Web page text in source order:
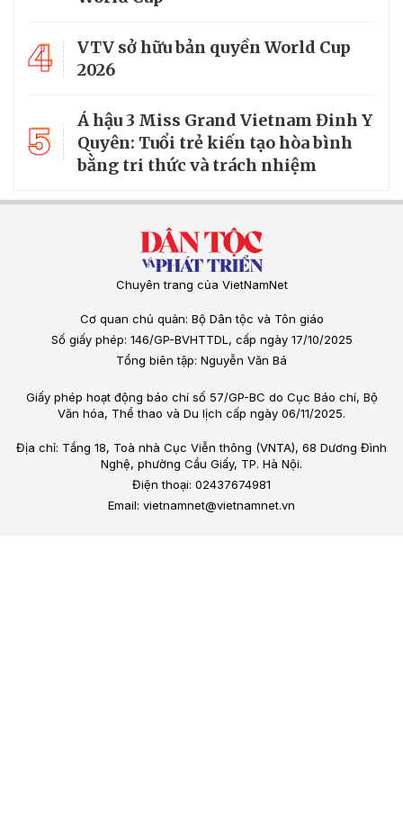
4
VTV sở hữu bản quyền World Cup
2026
5
Á hậu 3 Miss Grand Vietnam Đinh Y
Quyên: Tuổi trẻ kiến tạo hòa bình
bằng tri thức và trách nhiệm
Chuyên trang của VietNamNet
Cơ quan chủ quản: Bộ Dân tộc và Tôn giáo
Số giấy phép: 146/GP-BVHTTDL, cấp ngày 17/10/2025
Tổng biên tập: Nguyễn Văn Bá
Giấy phép hoạt động báo chí số 57/GP-BC do Cục Báo chí, Bộ
Văn hóa, Thể thao và Du lịch cấp ngày 06/11/2025.
Địa chỉ: Tầng 18, Toà nhà Cục Viễn thông (VNTA), 68 Dương Đình
Nghệ, phường Cầu Giấy, TP. Hà Nội.
Điện thoại: 02437674981
Email: vietnamnet@vietnamnet.vn